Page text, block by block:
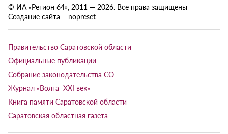
© ИА «Регион 64», 2011 — 2026. Все права защищены
Создание сайта – nopreset
Правительство Саратовской области
Официальные публикации
Собрание законодательства СО
Журнал «Волга XXI век»
Книга памяти Саратовской области
Саратовская областная газета